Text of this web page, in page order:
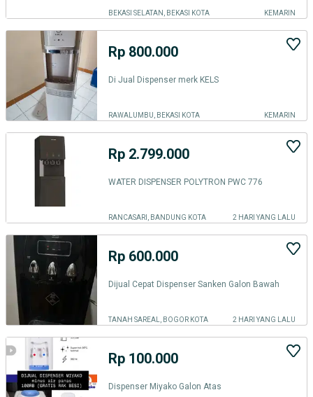
BEKASI SELATAN, BEKASI KOTA KEMARIN
Rp 800.000
Di Jual Dispenser merk KELS
RAWALUMBU, BEKASI KOTA KEMARIN
Rp 2.799.000
WATER DISPENSER POLYTRON PWC 776
RANCASARI, BANDUNG KOTA 2 HARI YANG LALU
Rp 600.000
Dijual Cepat Dispenser Sanken Galon Bawah
TANAH SAREAL, BOGOR KOTA 2 HARI YANG LALU
Rp 100.000
Dispenser Miyako Galon Atas